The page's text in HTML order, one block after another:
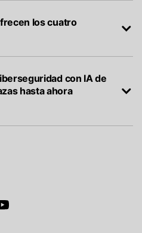
los cuatro
con IA de
hasta ahora